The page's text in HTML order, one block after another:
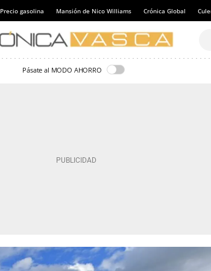
Precio gasolina Mansión de Nico Williams Crónica Global
Pásate al MODO AHORRO